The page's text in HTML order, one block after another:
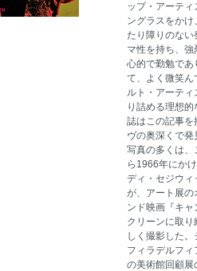
ップ・アーテ
ングラスをか
たり障りのな
マ性を持ち、
心的で勤勉であ
て、よく微笑ん
ルト・アーテ
り詰める理想
誌はこの記事を
ヴの奥深くで
写真の多くは
ら1966年にか
ディ・セジウィ
が、アート展の
ンド映画『キ
クリーンに取
しく撮影した
フィラデルフ
の美術館回顧展